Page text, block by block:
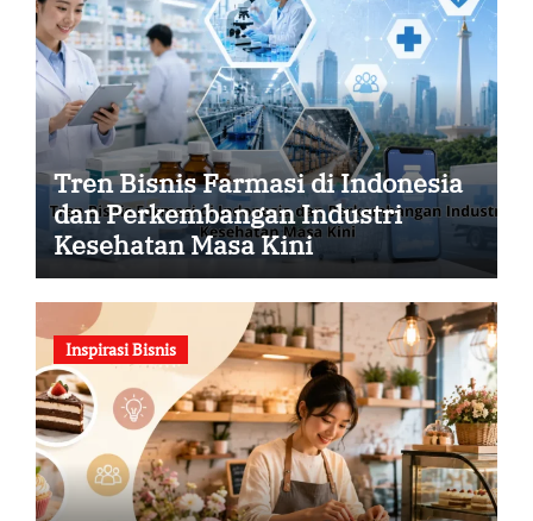
Tren Bisnis Farmasi di Indonesia
dan Perkembangan Industri
Kesehatan Masa Kini
Inspirasi Bisnis